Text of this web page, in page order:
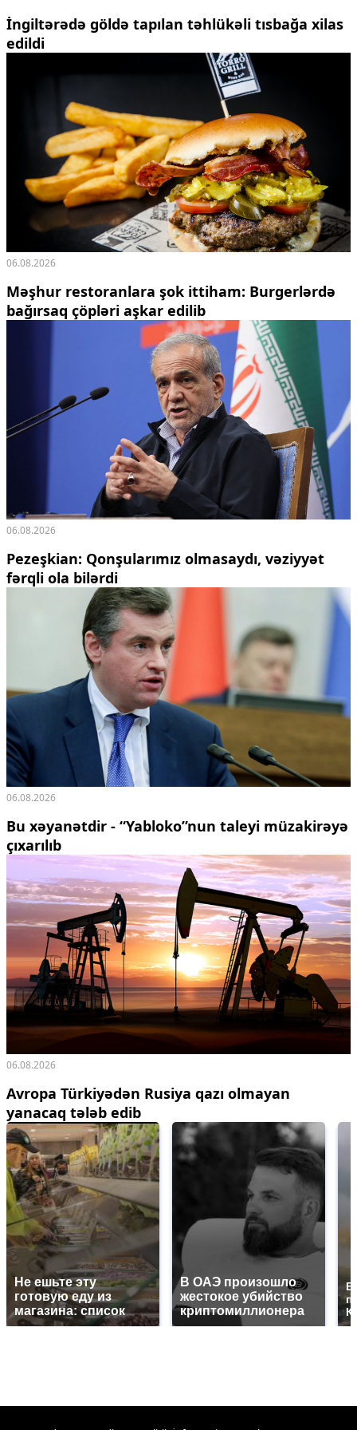
İngiltərədə göldə tapılan təhlükəli tısbağa xilas
edildi
06.08.2026
Məşhur restoranlara şok ittiham: Burgerlərdə
bağırsaq çöpləri aşkar edilib
06.08.2026
Pezeşkian: Qonşularımız olmasaydı, vəziyyət
fərqli ola bilərdi
06.08.2026
Bu xəyanətdir - “Yabloko”nun taleyi müzakirəyə
çıxarılıb
06.08.2026
Avropa Türkiyədən Rusiya qazı olmayan
yanacaq tələb edib
Не ешьте эту
готовую еду из
магазина: список
В ОАЭ произошло
жестокое убийство
криптомиллионера